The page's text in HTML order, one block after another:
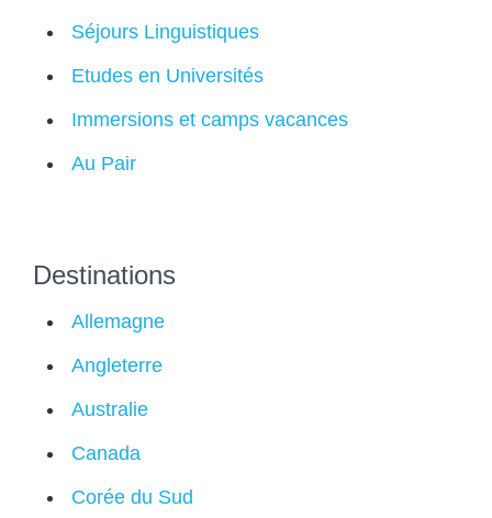
Séjours Linguistiques
Etudes en Universités
Immersions et camps vacances
Au Pair
Destinations
Allemagne
Angleterre
Australie
Canada
Corée du Sud